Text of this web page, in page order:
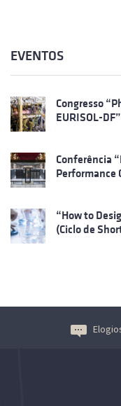
EVENTOS
Congresso
EURISOL-DF”
Conferência
Performance
“How to
(Ciclo de